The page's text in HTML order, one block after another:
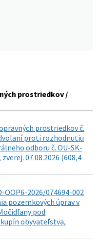
prostriedkov /
prostriedkov č.
proti rozhodnutiu
odboru č. OU-SK-
07.08.2026 (608,4
OOP6-2026/074694-002
pozemkových úprav v
pod
obyvateľstva,